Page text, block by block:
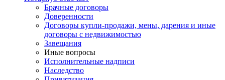
Брачные договоры
Доверенности
Договоры купли-продажи, мены, дарения и иные
договоры с недвижимостью
Завещания
Иные вопросы
Исполнительные надписи
Наследство